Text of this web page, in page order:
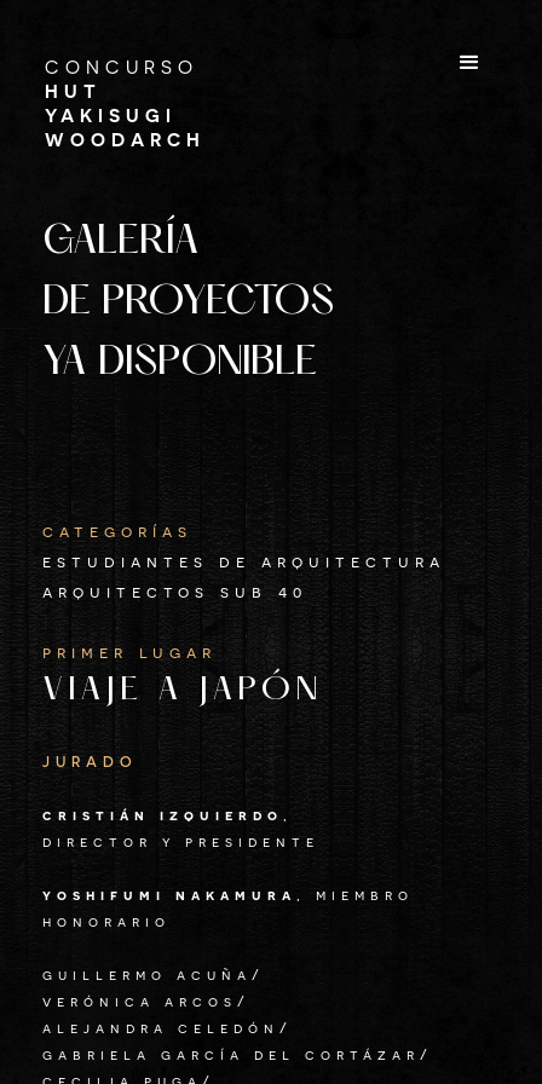
CONCURSO
HUT
YAKISUGI
WOODARCH
GALERÍA
DE PROYECTOS
YA DISPONIBLE
categorías
estudiantes de arquitectura
arquitectos sub 40
primer lugar
VIAJE A JAPÓN
JURADO
cristián izquierdo
director y presidente
yoshifumi nakamura
, miembro
honorario
guillermo acuña/
verónica arcos/
alejandra celedón/
gabriela garcía del cortázar/
cecilia puga/